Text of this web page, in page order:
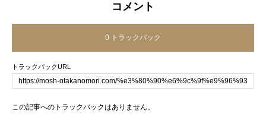
コメント
0 トラックバック
トラックバックURL
この記事へのトラックバックはありません。